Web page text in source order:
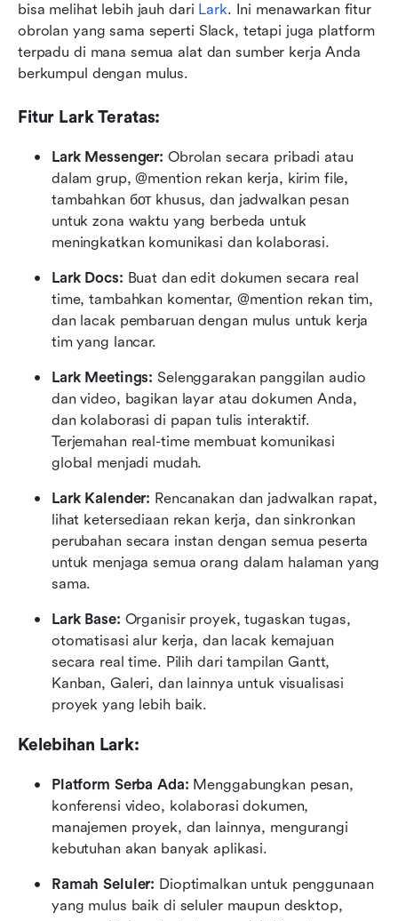
bisa melihat lebih jauh dari Lark. Ini menawarkan fitur
obrolan yang sama seperti Slack, tetapi juga platform
terpadu di mana semua alat dan sumber kerja Anda
berkumpul dengan mulus.
Fitur Lark Teratas:
Lark Messenger: Obrolan secara pribadi atau
dalam grup, @mention rekan kerja, kirim file,
tambahkan бот khusus, dan jadwalkan pesan
untuk zona waktu yang berbeda untuk
meningkatkan komunikasi dan kolaborasi.
Lark Docs: Buat dan edit dokumen secara real
time, tambahkan komentar, @mention rekan tim,
dan lacak pembaruan dengan mulus untuk kerja
tim yang lancar.
Lark Meetings: Selenggarakan panggilan audio
dan video, bagikan layar atau dokumen Anda,
dan kolaborasi di papan tulis interaktif.
Terjemahan real-time membuat komunikasi
global menjadi mudah.
Lark Kalender: Rencanakan dan jadwalkan rapat,
lihat ketersediaan rekan kerja, dan sinkronkan
perubahan secara instan dengan semua peserta
untuk menjaga semua orang dalam halaman yang
sama.
Lark Base: Organisir proyek, tugaskan tugas,
otomatisasi alur kerja, dan lacak kemajuan
secara real time. Pilih dari tampilan Gantt,
Kanban, Galeri, dan lainnya untuk visualisasi
proyek yang lebih baik.
Kelebihan Lark:
Platform Serba Ada: Menggabungkan pesan,
konferensi video, kolaborasi dokumen,
manajemen proyek, dan lainnya, mengurangi
kebutuhan akan banyak aplikasi.
Ramah Seluler: Dioptimalkan untuk penggunaan
yang mulus baik di seluler maupun desktop,